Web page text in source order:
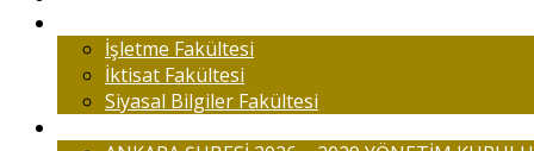
İşletme Fakültesi
İktisat Fakültesi
Siyasal Bilgiler Fakültesi